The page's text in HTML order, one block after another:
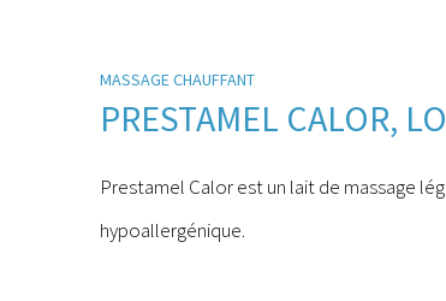
MASSAGE CHAUFFANT
PRESTAMEL CALOR,
Prestamel Calor est un lait de massage
hypoallergénique.